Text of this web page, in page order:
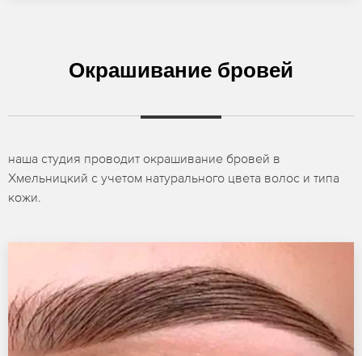
Окрашивание бровей
наша студия проводит окрашивание бровей в
Хмельницкий с учетом натурального цвета волос и типа
кожи.